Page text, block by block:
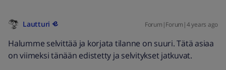
Lautturi Forum|Forum|4 years ago
Halumme selvittää ja korjata tilanne on suuri. Tätä asiaa
on viimeksi tänään edistetty ja selvitykset jatkuvat.